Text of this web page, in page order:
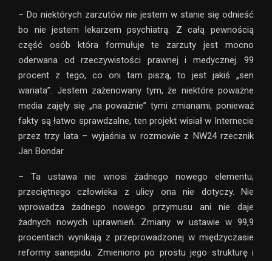
– Do niektórych zarzutów nie jestem w stanie się odnieść
bo nie jestem lekarzem psychiatrą. Z całą pewnością
część osób która formułuje te zarzuty jest mocno
oderwana od rzeczywistości prawnej i medycznej. 99
procent z tego, co oni tam piszą, to jest jakiś „sen
wariata”. Jestem zażenowany tym, że niektóre poważne
media zajęły się „na poważnie” tymi zmianami, ponieważ
fakty są łatwo sprawdzalne, ten projekt wisiał w Internecie
przez trzy lata – wyjaśnia w rozmowie z NW24 rzecznik
Jan Bondar.
– Ta ustawa nie wnosi żadnego nowego elementu,
przeciętnego człowieka z ulicy ona nie dotyczy. Nie
wprowadza żadnego nowego przymusu ani nie daje
żadnych nowych uprawnień. Zmiany w ustawie w 99,9
procentach wynikają z przeprowadzonej w międzyczasie
reformy sanepidu. Zmieniono po prostu jego strukturę i